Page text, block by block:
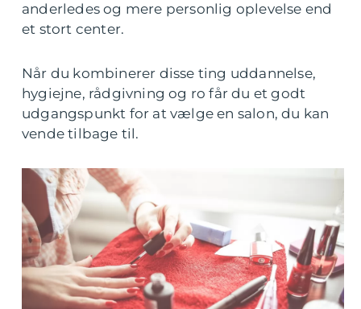
anderledes og mere personlig oplevelse end
et stort center.
Når du kombinerer disse ting uddannelse,
hygiejne, rådgivning og ro får du et godt
udgangspunkt for at vælge en salon, du kan
vende tilbage til.